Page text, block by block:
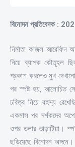
বিনোদন প্রতিবেদক :
নির্মাতা কাজল আরেফিন
নিয়ে ব্যাপক কৌতূহল
প্রকাশ করলেও মুখ
পর স্পষ্ট হয়, আলোচিত
চরিত্র নিয়ে রহস্য
একমাস পর দর্শকদের
ওপর তলার ভাড়াটিয়া।
ছড়িয়েছে বিনোদন অঙ্গনে।